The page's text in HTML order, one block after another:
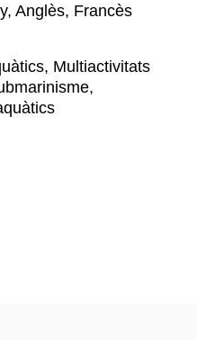
Anglès, Francès
Multiactivitats